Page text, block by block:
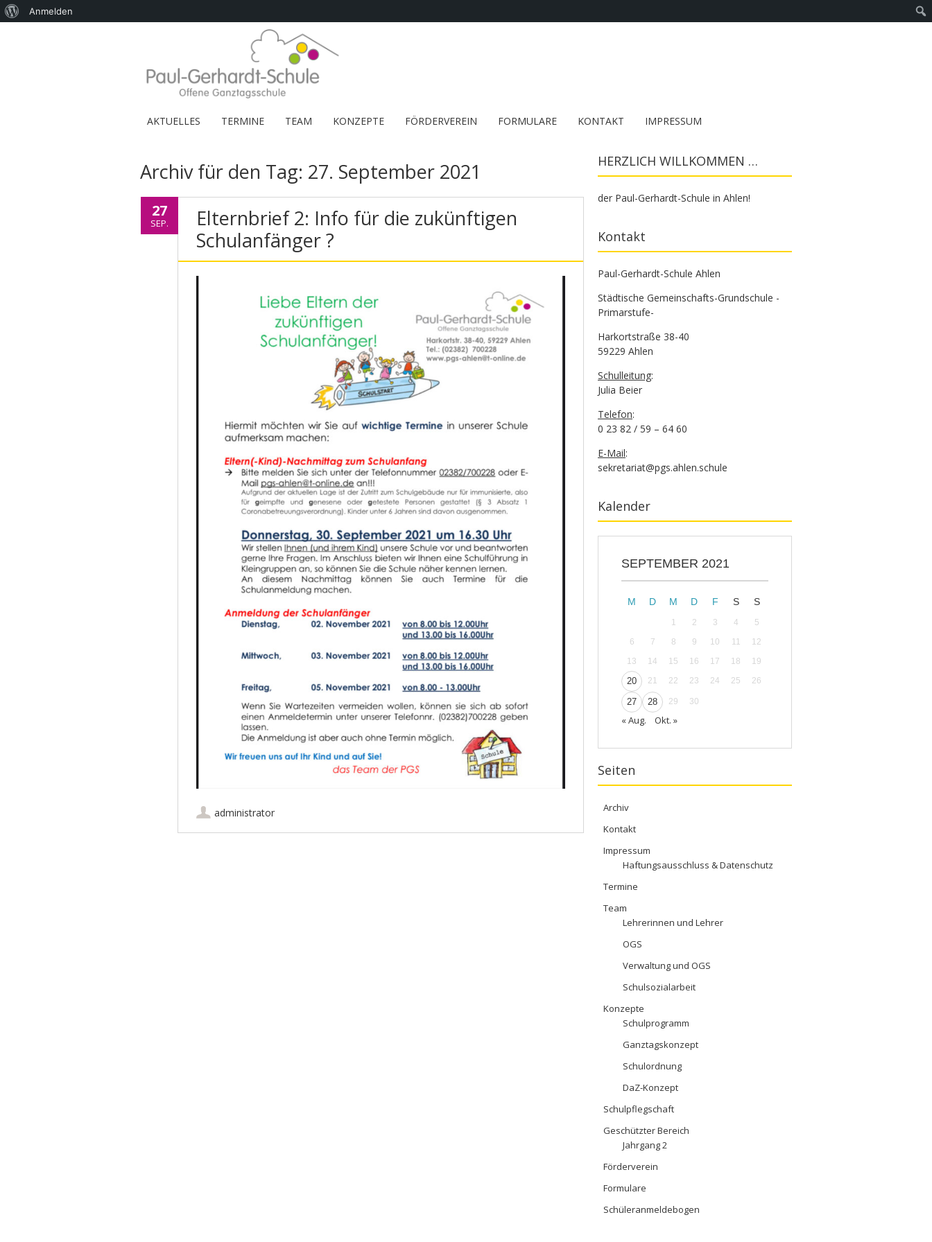
AKTUELLES TERMINE TEAM KONZEPTE FÖRDERVEREIN FORMULARE KONTAKT IMPRESSUM
Archiv für den Tag: 27. September 2021
27
SEP.
Elternbrief 2: Info für die zukünftigen
Schulanfänger ?
administrator
HERZLICH WILLKOMMEN …
der Paul-Gerhardt-Schule in Ahlen!
Kontakt
Paul-Gerhardt-Schule Ahlen
Städtische Gemeinschafts-Grundschule -
Primarstufe-
Harkortstraße 38-40
59229 Ahlen
Schulleitung:
Julia Beier
Telefon:
0 23 82 / 59 – 64 60
E-Mail:
sekretariat@pgs.ahlen.schule
Kalender
SEPTEMBER 2021
M D M D F S S
1 2 3 4
5
6
7 8 9 10 11
12
13
14 15 16 17 18 19
20 21 22 23 24 25 26
27 28 29 30
« Aug. Okt. »
Seiten
Archiv
Kontakt
Impressum
Haftungsausschluss & Datenschutz
Termine
Team
Lehrerinnen und Lehrer
OGS
Verwaltung und OGS
Schulsozialarbeit
Konzepte
Schulprogramm
Ganztagskonzept
Schulordnung
DaZ-Konzept
Schulpflegschaft
Geschützter Bereich
Jahrgang 2
Förderverein
Formulare
Schüleranmeldebogen
Über
Anmelden